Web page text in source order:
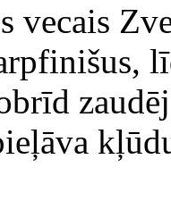
vecais